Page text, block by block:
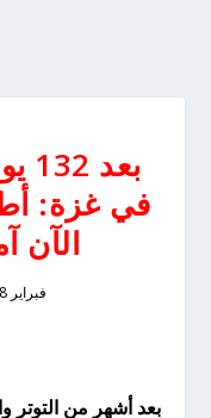
في غزة:
الآن
فبراير 18, 2024
بعد أشهر من